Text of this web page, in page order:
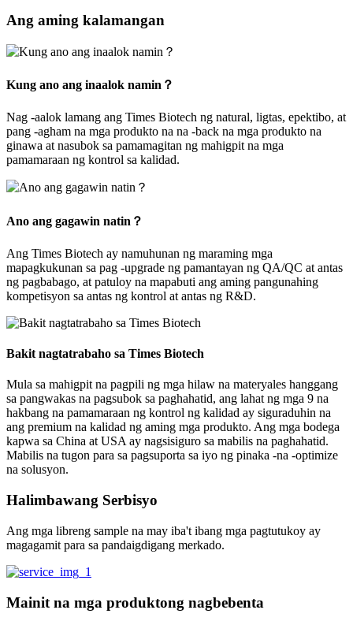
Ang aming kalamangan
Kung ano ang inaalok namin？
Nag -aalok lamang ang Times Biotech ng natural, ligtas, epektibo, at
pang -agham na mga produkto na na -back na mga produkto na
ginawa at nasubok sa pamamagitan ng mahigpit na mga
pamamaraan ng kontrol sa kalidad.
Ano ang gagawin natin？
Ang Times Biotech ay namuhunan ng maraming mga
mapagkukunan sa pag -upgrade ng pamantayan ng QA/QC at antas
ng pagbabago, at patuloy na mapabuti ang aming pangunahing
kompetisyon sa antas ng kontrol at antas ng R&D.
Bakit nagtatrabaho sa Times Biotech
Mula sa mahigpit na pagpili ng mga hilaw na materyales hanggang
sa pangwakas na pagsubok sa paghahatid, ang lahat ng mga 9 na
hakbang na pamamaraan ng kontrol ng kalidad ay siguraduhin na
ang premium na kalidad ng aming mga produkto. Ang mga bodega
kapwa sa China at USA ay nagsisiguro sa mabilis na paghahatid.
Mabilis na tugon para sa pagsuporta sa iyo ng pinaka -na -optimize
na solusyon.
Halimbawang Serbisyo
Ang mga libreng sample na may iba't ibang mga pagtutukoy ay
magagamit para sa pandaigdigang merkado.
Mainit na mga produktong nagbebenta